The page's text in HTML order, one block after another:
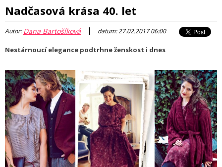
Nadčasová krása 40. let
Autor:Dana Bartošíková | datum: 27.02.2017 06:00
Nestárnoucí elegance podtrhne ženskost i dnes